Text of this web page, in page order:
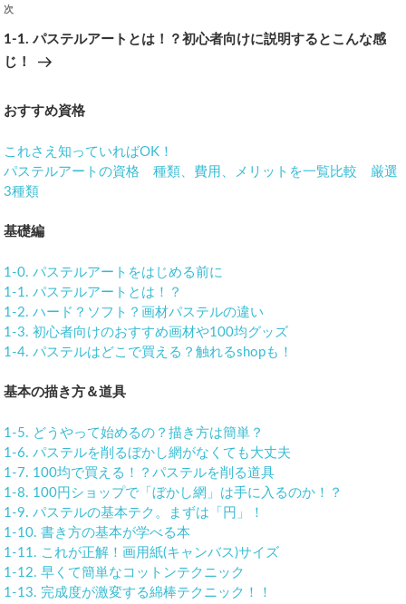
ナ
ー
シ
ョ
ン
次
の
投
次
1-1. パステルアートとは！？初心者向けに説明するとこんな感
じ！
おすすめ資格
これさえ知っていればOK！
パステルアートの資格 種類、費用、メリットを一覧比較 厳選
3種類
基礎編
1-0. パステルアートをはじめる前に
1-1. パステルアートとは！？
1-2. ハード？ソフト？画材パステルの違い
1-3. 初心者向けのおすすめ画材や100均グッズ
1-4. パステルはどこで買える？触れるshopも！
基本の描き方＆道具
1-5. どうやって始めるの？描き方は簡単？
1-6. パステルを削るぼかし網がなくても大丈夫
1-7. 100均で買える！？パステルを削る道具
1-8. 100円ショップで「ぼかし網」は手に入るのか！？
1-9. パステルの基本テク。まずは「円」！
1-10. 書き方の基本が学べる本
1-11. これが正解！画用紙(キャンバス)サイズ
1-12. 早くて簡単なコットンテクニック
1-13. 完成度が激変する綿棒テクニック！！